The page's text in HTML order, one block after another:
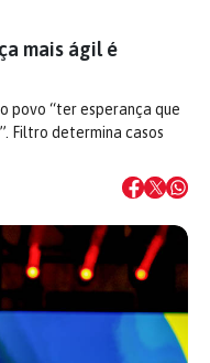
mais ágil é
povo “ter esperança que
Filtro determina casos